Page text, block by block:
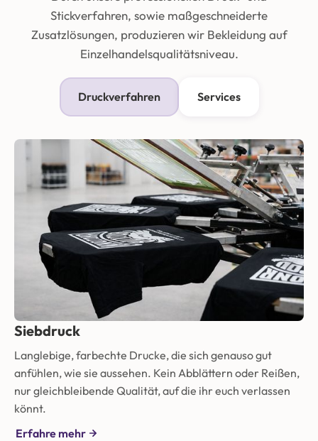
Stickverfahren, sowie maßgeschneiderte
Zusatzlösungen, produzieren wir Bekleidung auf
Einzelhandelsqualitätsniveau.
Druckverfahren Services
Siebdruck
Langlebige, farbechte Drucke, die sich genauso gut
anfühlen, wie sie aussehen. Kein Abblättern oder Reißen,
nur gleichbleibende Qualität, auf die ihr euch verlassen
könnt.
Erfahre mehr